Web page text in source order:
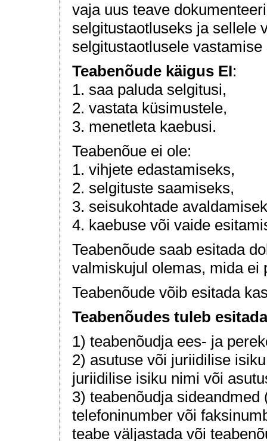
vaja uus teave
selgitustaotluseks ja sellele
selgitustaotlusele
Teabenõude käigus EI:
1. saa paluda selgitusi,
2. vastata küsimustele,
3. menetleta kaebusi.
Teabenõue ei ole:
1. vihjete edastamiseks,
2. selgituste saamiseks,
3. seisukohtade
4. kaebuse või vaide
Teabenõude saab esitada
valmiskujul olemas, mida ei
Teabenõude võib esitada
Teabenõudes tuleb
1) teabenõudja ees- ja
2) asutuse või juriidilise
juriidilise isiku nimi või
3) teabenõudja
telefoninumber või
teabe väljastada või